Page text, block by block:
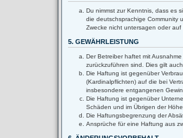
Du nimmst zur Kenntnis, dass es
die deutschsprachige Community
Zwecke nicht untersagen oder auf
5. GEWÄHRLEISTUNG
Der Betreiber haftet mit
zurückzuführen sind. Dies gilt
Die Haftung ist gegenüber
(Kardinalpflichten) auf die bei
insbesondere entgangenen
Die Haftung ist gegenüber
Schäden und im Übrigen der
Die Haftungsbegrenzung der
Ansprüche für eine Haftung aus